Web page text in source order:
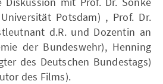
Potsdam) , Prof. Dr.
d.R. und Dozentin an
der Bundeswehr), Henning
des Deutschen Bundestags)
des Films).